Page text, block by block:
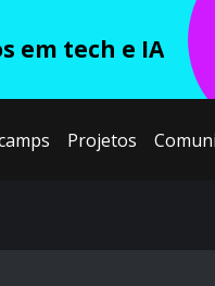
em tech e IA
Projetos